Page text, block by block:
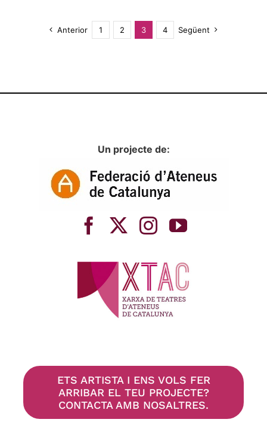
Anterior 1 2 3 4 Següent
Un projecte de:
ETS ARTISTA I ENS VOLS FER
ARRIBAR EL TEU PROJECTE?
CONTACTA AMB NOSALTRES.